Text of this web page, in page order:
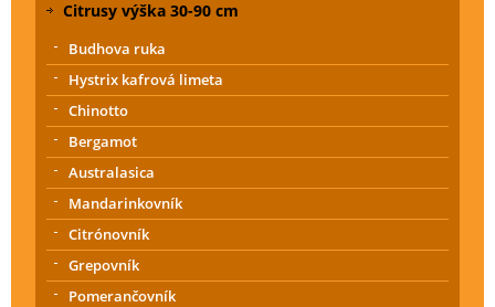
Citrusy výška 30-90 cm
Budhova ruka
Hystrix kafrová limeta
Chinotto
Bergamot
Australasica
Mandarinkovník
Citrónovník
Grepovník
Pomerančovník